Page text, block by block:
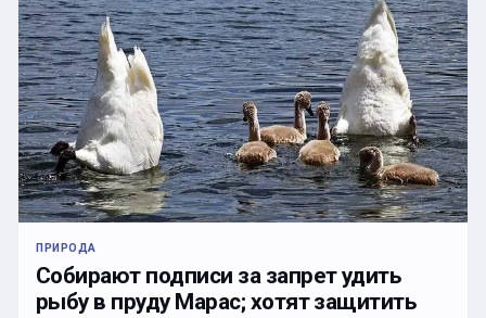
ПРИРОДА
Собирают подписи за запрет удить
рыбу в пруду Марас; хотят защитить